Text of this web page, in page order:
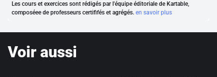
Les cours et exercices sont rédigés par l'équipe éditoriale de Kartable,
composéee de professeurs certififés et agrégés. en savoir plus
Voir aussi